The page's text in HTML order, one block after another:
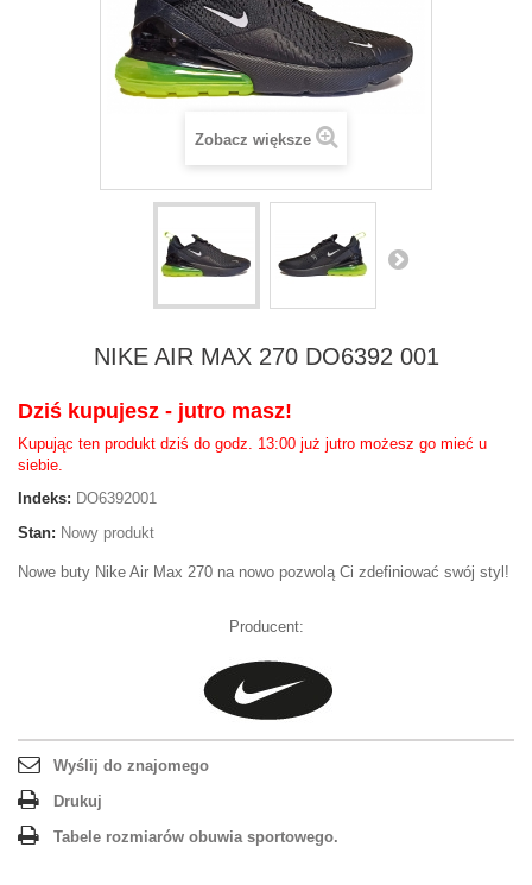
Zobacz większe
NIKE AIR MAX 270 DO6392 001
Dziś kupujesz - jutro masz!
Kupując ten produkt dziś do godz. 13:00 już jutro możesz go mieć u
siebie.
Indeks: DO6392001
Stan: Nowy produkt
Nowe buty Nike Air Max 270 na nowo pozwolą Ci zdefiniować swój styl!
Producent:
Wyślij do znajomego
Drukuj
Tabele rozmiarów obuwia sportowego.